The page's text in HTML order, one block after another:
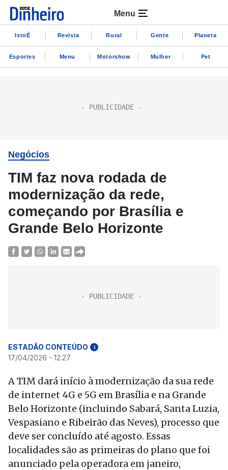
Menu
IstoÉ Revista Rural Gente Planeta
Esportes Menu Motorshow Mulher Pet
Negócios
TIM faz nova rodada de
modernização da rede,
começando por Brasília e
Grande Belo Horizonte
ESTADÃO CONTEÚDO i
17/04/2026 - 12:27
A TIM dará início à modernização da sua rede
de internet 4G e 5G em Brasília e na Grande
Belo Horizonte (incluindo Sabará, Santa Luzia,
Vespasiano e Ribeirão das Neves), processo que
deve ser concluído até agosto. Essas
localidades são as primeiras do plano que foi
anunciado pela operadora em janeiro,